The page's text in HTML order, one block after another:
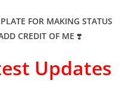
FOR MAKING STATUS
CREDIT OF ME ❣️
Updates